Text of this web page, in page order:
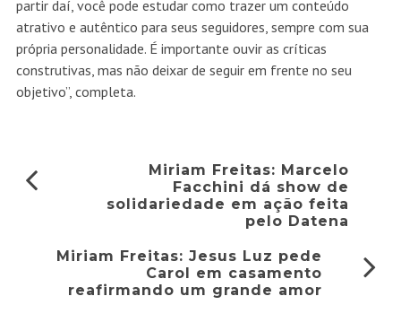
partir daí, você pode estudar como trazer um conteúdo
atrativo e autêntico para seus seguidores, sempre com sua
própria personalidade. É importante ouvir as críticas
construtivas, mas não deixar de seguir em frente no seu
objetivo”, completa.
Miriam Freitas: Marcelo
Facchini dá show de
solidariedade em ação feita
pelo Datena
Miriam Freitas: Jesus Luz pede
Carol em casamento
reafirmando um grande amor